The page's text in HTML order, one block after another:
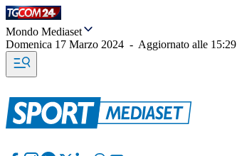
Mondo Mediaset
Domenica 17 Marzo 2024 - Aggiornato alle 15:29